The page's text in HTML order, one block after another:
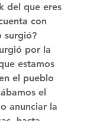
del que eres
con
surgió?
por la
estamos
el pueblo
el
anunciar la